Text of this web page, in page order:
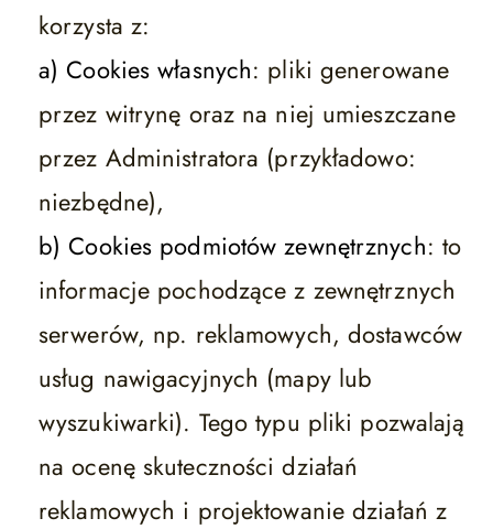
korzysta z:
a) Cookies własnych: pliki generowane
przez witrynę oraz na niej umieszczane
przez Administratora (przykładowo:
niezbędne),
b) Cookies podmiotów zewnętrznych: to
informacje pochodzące z zewnętrznych
serwerów, np. reklamowych, dostawców
usług nawigacyjnych (mapy lub
wyszukiwarki). Tego typu pliki pozwalają
na ocenę skuteczności działań
reklamowych i projektowanie działań z